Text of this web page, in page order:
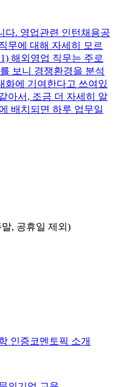
다. 영업관련 인턴채용공
무에 대해 자세히 모르
해외영업 직무는 주로
보니 경쟁환경을 분석
화에 기여한다고 쓰여있
아서, 조금 더 자세히 알
배치되면 하루 업무일
, 공휴일 제외)
인증코멘토픽 소개